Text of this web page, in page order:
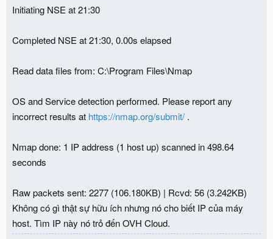
Initiating NSE at 21:30
Completed NSE at 21:30, 0.00s elapsed
Read data files from: C:\Program Files\Nmap
OS and Service detection performed. Please report any
incorrect results at https://nmap.org/submit/ .
Nmap done: 1 IP address (1 host up) scanned in 498.64
seconds
Raw packets sent: 2277 (106.180KB) | Rcvd: 56 (3.242KB)
Không có gì thật sự hữu ích nhưng nó cho biết IP của máy
host. Tìm IP này nó trỏ đến OVH Cloud.